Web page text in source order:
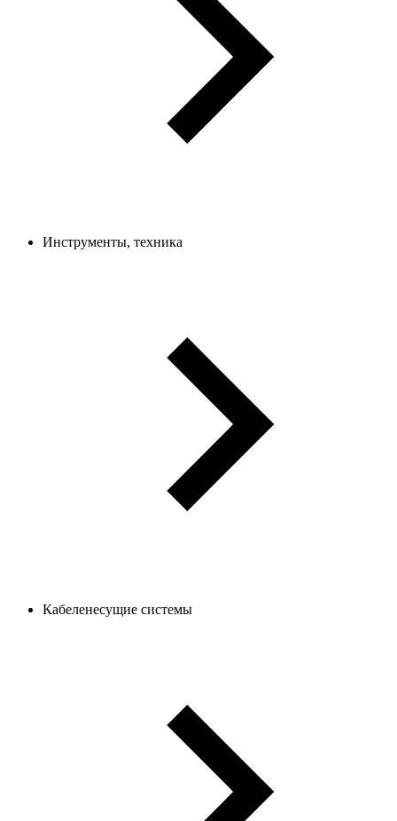
Инструменты, техника
Кабеленесущие системы